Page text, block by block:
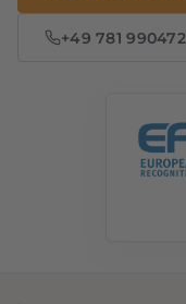
Aufnahmen &
+49 781